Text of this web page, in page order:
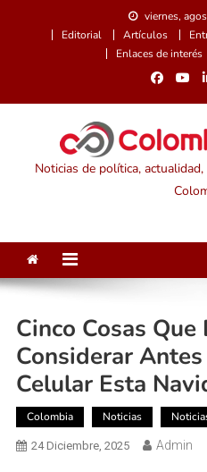
viernes,
Editorial
Artículos
Enlaces de interés
Noticias de política,
Cinco Cosas Que
Considerar
Celular Esta
Colombia Noticias
24 Diciembre, 2025 Admin